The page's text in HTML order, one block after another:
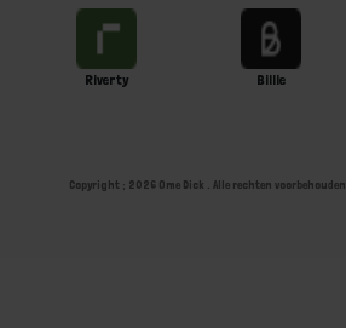
Riverty Billie
Copyright ; 2026 Ome Dick . Alle rechten voorbehouden